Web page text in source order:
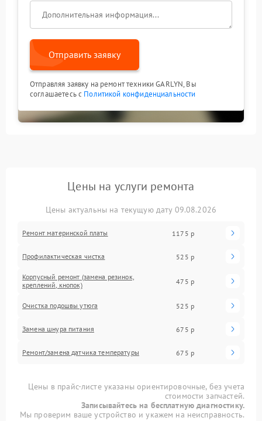
Отправить заявку
Отправляя заявку на ремонт техники GARLYN, Вы
соглашаетесь с Политикой конфиденциальности
Цены на услуги ремонта
Цены актуальны на текущую дату 09.08.2026
Ремонт материнской платы 1175 р
Профилактическая чистка 525 р
Корпусный ремонт (замена резинок,
креплений, кнопок)
475 р
Очистка подошвы утюга 525 р
Замена шнура питания 675 р
Ремонт/замена датчика температуры 675 р
Цены в прайс-листе указаны ориентировочные, без учета
стоимости запчастей.
Записывайтесь на бесплатную диагностику.
Мы проверим ваше устройство и укажем на неисправность.